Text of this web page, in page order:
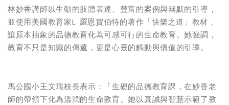
林妙香講師以生動的肢體表達、豐富的案例與幽默的引導，
並使用美國教育家L. 羅恩賀伯特的著作「快樂之道」教材，
讓原本抽象的品德教育化為可感可行的生命教育。她強調，
教育不只是知識的傳遞，更是心靈的觸動與價值的引導。
馬公國小王文瑞校長表示：「生硬的品德教育課，在妙香老
師的帶領下化為溫潤的生命教育。她以真誠與智慧示範了教